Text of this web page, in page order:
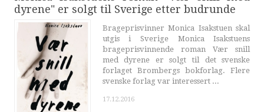
dyrene" er solgt til Sverige etter budrunde
Brageprisvinner Monica Isakstuen skal
utgis i Sverige Monica Isakstuens
brageprisvinnende roman Vær snill
med dyrene er solgt til det svenske
forlaget Brombergs bokforlag. Flere
svenske forlag var interessert ...
17.12.2016